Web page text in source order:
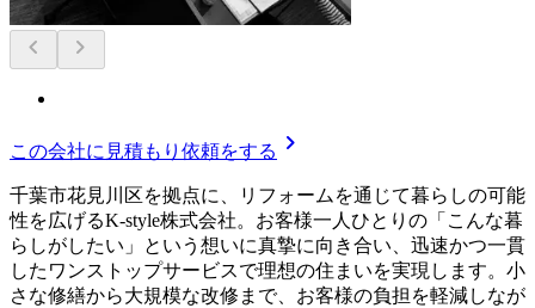
chevron_left chevron_right
この会社に見積もり依頼をする chevron_right
千葉市花見川区を拠点に、リフォームを通じて暮らしの可能
性を広げるK-style株式会社。お客様一人ひとりの「こんな暮
らしがしたい」という想いに真摯に向き合い、迅速かつ一貫
したワンストップサービスで理想の住まいを実現します。小
さな修繕から大規模な改修まで、お客様の負担を軽減しなが